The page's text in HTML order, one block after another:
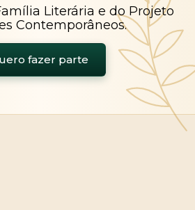
Literária e do Projeto
Contemporâneos.
fazer parte